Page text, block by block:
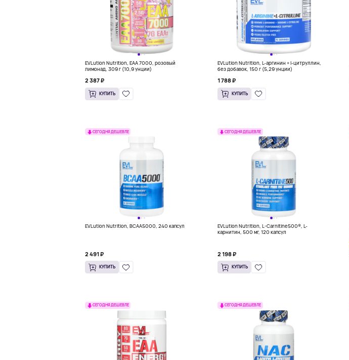
EVLution Nutrition, EAA 7000, розовый
лимонад, 309 г (10,9 унции)
2 387 ₽
КУПИТЬ
EVLution Nutrition, L-аргинин + l-цитруллин,
без добавок, 150 г (5,29 унции)
1 788 ₽
КУПИТЬ
СЕГОДНЯ ДЕШЕВЛЕ
EVLution Nutrition, BCAA5000, 240 капсул
2 491 ₽
КУПИТЬ
СЕГОДНЯ ДЕШЕВЛЕ
EVLution Nutrition, L-Carnitine500®, L-
карнитин, 500 мг, 120 капсул
2 198 ₽
КУПИТЬ
СЕГОДНЯ ДЕШЕВЛЕ СЕГОДНЯ ДЕШЕВЛЕ